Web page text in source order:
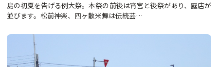
島の初夏を告げる例大祭。本祭の前後は宵宮と後祭があり、露店が
並びます。松前神楽、四ヶ散米舞は伝統芸…